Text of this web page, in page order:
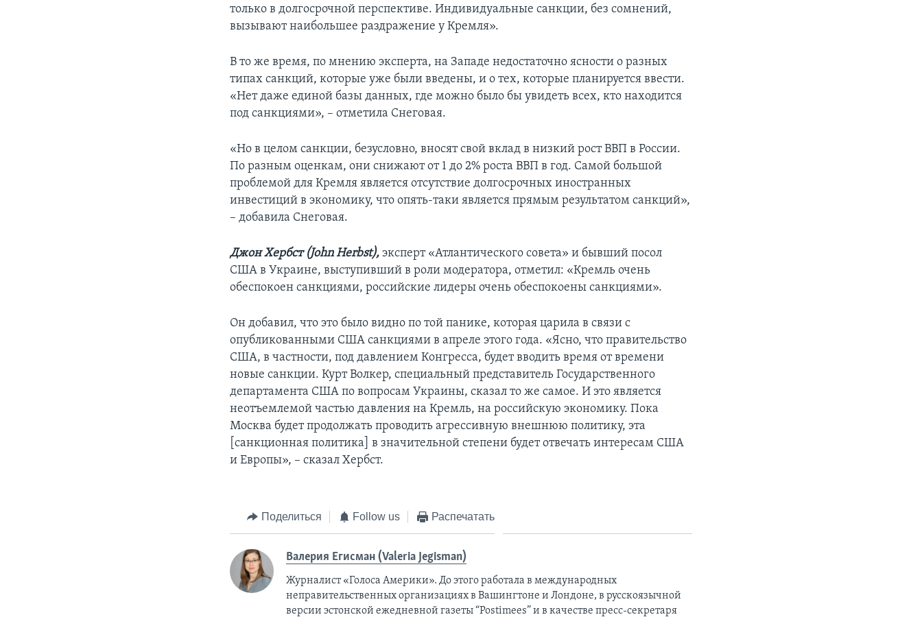
только в долгосрочной перспективе. Индивидуальные санкции, без сомнений,
вызывают наибольшее раздражение у Кремля».
В то же время, по мнению эксперта, на Западе недостаточно ясности о разных
типах санкций, которые уже были введены, и о тех, которые планируется ввести.
«Нет даже единой базы данных, где можно было бы увидеть всех, кто находится
под санкциями», – отметила Снеговая.
«Но в целом санкции, безусловно, вносят свой вклад в низкий рост ВВП в России.
По разным оценкам, они снижают от 1 до 2% роста ВВП в год. Самой большой
проблемой для Кремля является отсутствие долгосрочных иностранных
инвестиций в экономику, что опять-таки является прямым результатом санкций»,
– добавила Снеговая.
Джон Хербст (John Herbst), эксперт «Атлантического совета» и бывший посол
США в Украине, выступивший в роли модератора, отметил: «Кремль очень
обеспокоен санкциями, российские лидеры очень обеспокоены санкциями».
Он добавил, что это было видно по той панике, которая царила в связи с
опубликованными США санкциями в апреле этого года. «Ясно, что правительство
США, в частности, под давлением Конгресса, будет вводить время от времени
новые санкции. Курт Волкер, специальный представитель Государственного
департамента США по вопросам Украины, сказал то же самое. И это является
неотъемлемой частью давления на Кремль, на российскую экономику. Пока
Москва будет продолжать проводить агрессивную внешнюю политику, эта
[санкционная политика] в значительной степени будет отвечать интересам США
и Европы», – сказал Хербст.
Поделиться Follow us Распечатать
Валерия Егисман (Valeria Jegisman)
Журналист «Голоса Америки». До этого работала в международных
неправительственных организациях в Вашингтоне и Лондоне, в русскоязычной
версии эстонской ежедневной газеты “Postimees” и в качестве пресс-секретаря